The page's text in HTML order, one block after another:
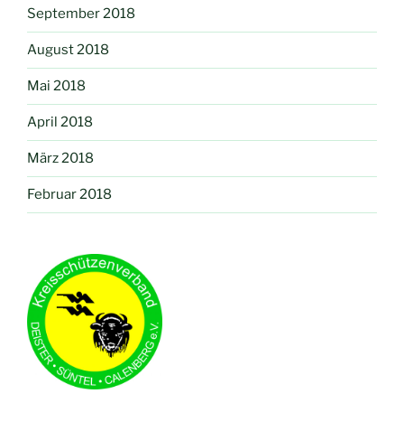
September 2018
August 2018
Mai 2018
April 2018
März 2018
Februar 2018